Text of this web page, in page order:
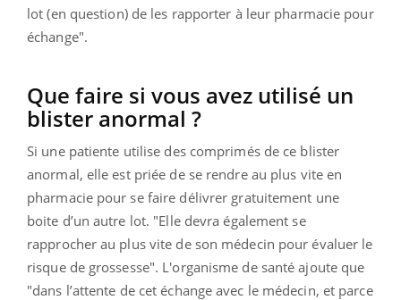
lot (en question) de les rapporter à leur pharmacie pour
échange".
Que faire si vous avez utilisé un
blister anormal ?
Si une patiente utilise des comprimés de ce blister
anormal, elle est priée de se rendre au plus vite en
pharmacie pour se faire délivrer gratuitement une
boite d’un autre lot. "Elle devra également se
rapprocher au plus vite de son médecin pour évaluer le
risque de grossesse". L'organisme de santé ajoute que
"dans l’attente de cet échange avec le médecin, et parce